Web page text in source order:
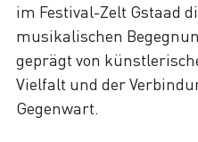
im Festival-Zelt Gstaad
musikalischen
geprägt von
Vielfalt und der
Gegenwart.